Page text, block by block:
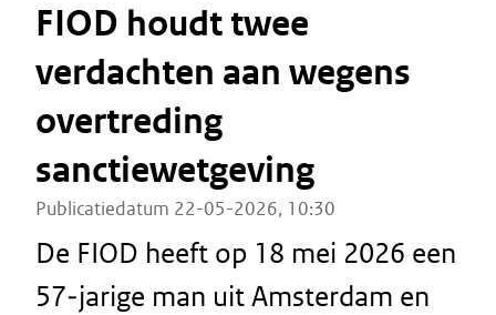
FIOD houdt twee
verdachten aan wegens
overtreding
sanctiewetgeving
Publicatiedatum 22-05-2026, 10:30
De FIOD heeft op 18 mei 2026 een
57‑jarige man uit Amsterdam en